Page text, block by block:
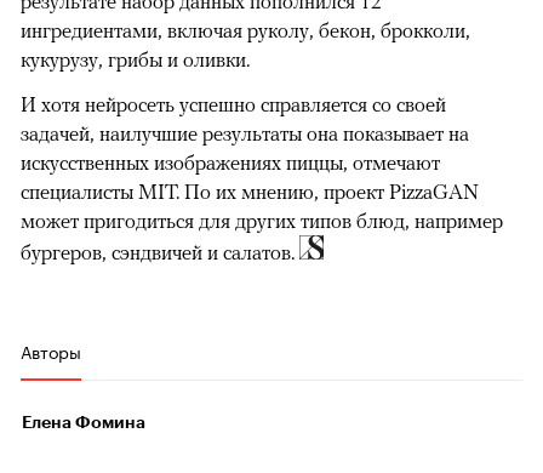
ингредиентами, включая руколу, бекон, брокколи,
кукурузу, грибы и оливки.
И хотя нейросеть успешно справляется со своей
задачей, наилучшие результаты она показывает на
искусственных изображениях пиццы, отмечают
специалисты MIT. По их мнению, проект PizzaGAN
может пригодиться для других типов блюд, например
бургеров, сэндвичей и салатов.
Авторы
Елена Фомина